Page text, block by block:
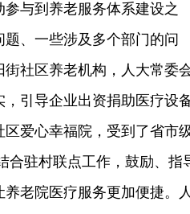
与到养老服务体系建设之
、一些涉及多个部门的问
社区养老机构，人大常委
引导企业出资捐助医疗设
爱心幸福院，受到了省市
合驻村联点工作，鼓励、指
老院医疗服务更加便捷。人